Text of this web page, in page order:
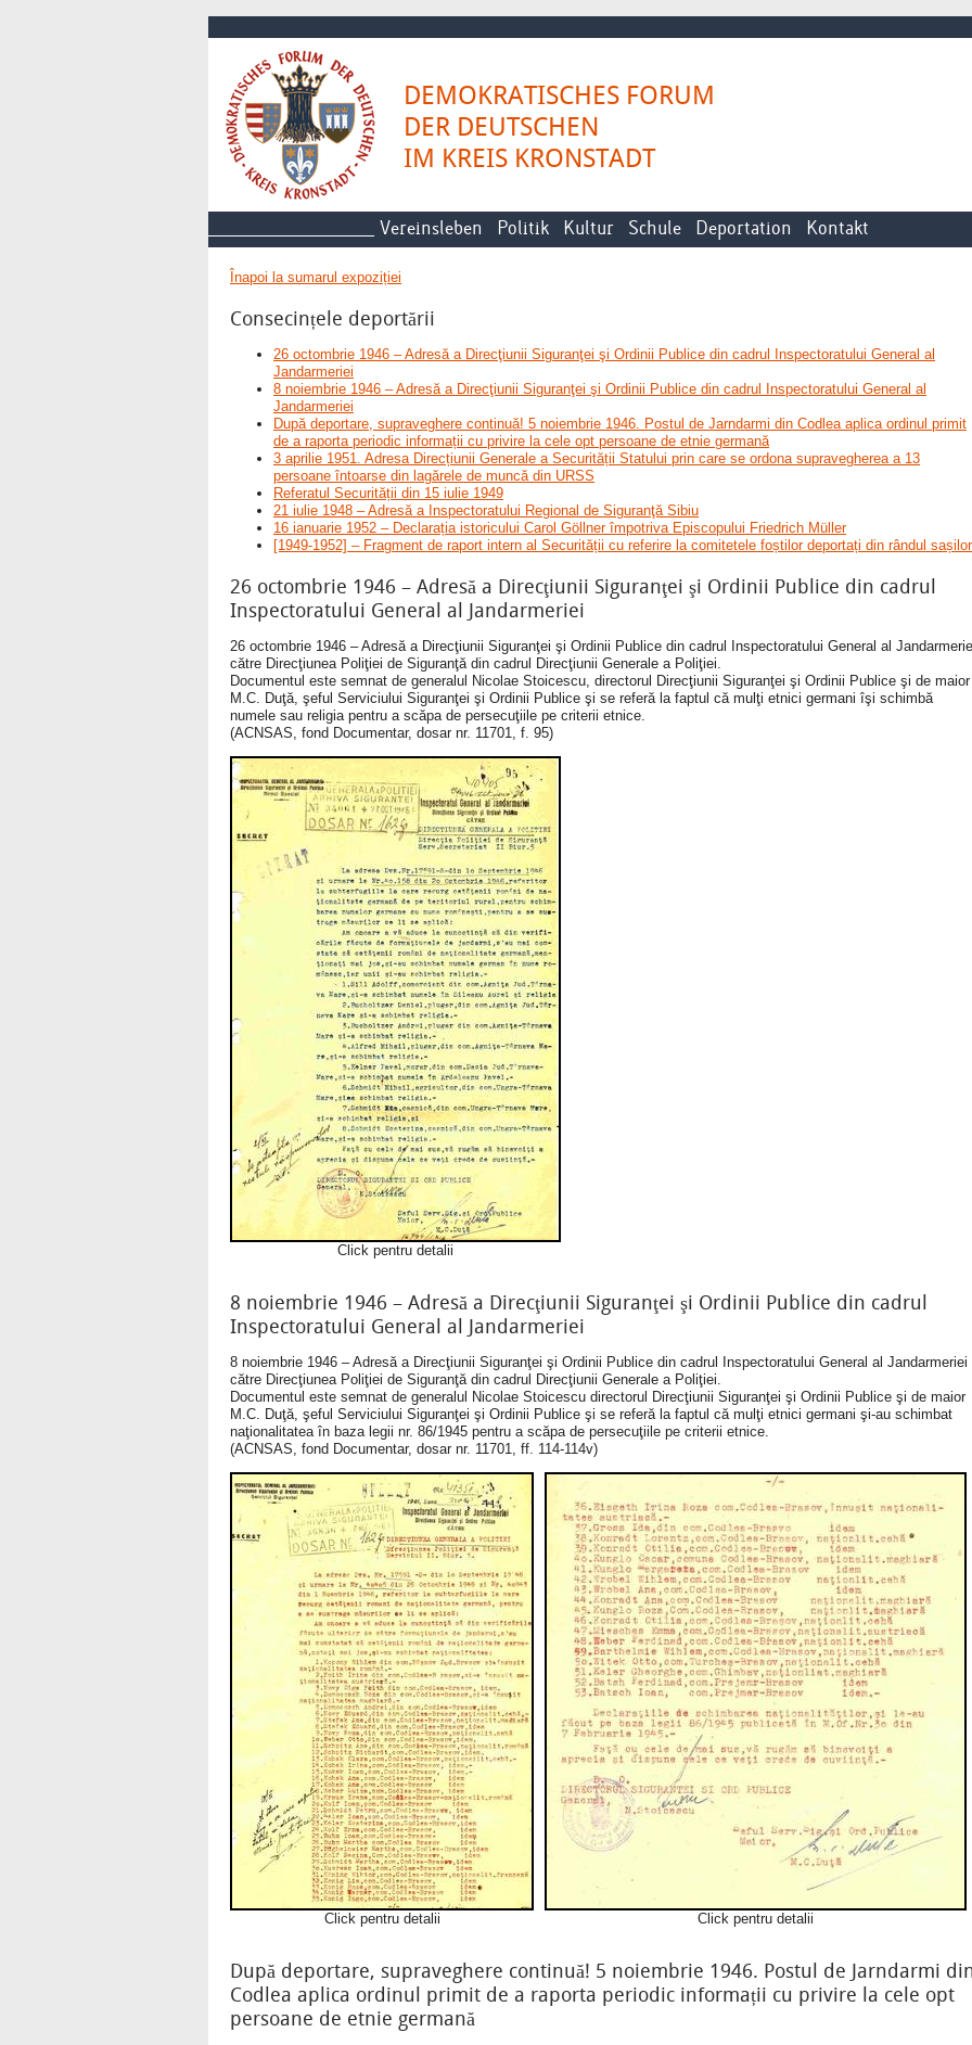
DEMOKRATISCHES FORUM
DER DEUTSCHEN
IM KREIS KRONSTADT
Vereinsleben Politik Kultur Schule Deportation Kontakt
Înapoi la sumarul expoziției
Consecințele deportării
26 octombrie 1946 – Adresă a Direcţiunii Siguranţei şi Ordinii Publice din cadrul Inspectoratului General al
Jandarmeriei
8 noiembrie 1946 – Adresă a Direcţiunii Siguranţei şi Ordinii Publice din cadrul Inspectoratului General al
Jandarmeriei
După deportare, supraveghere continuă! 5 noiembrie 1946. Postul de Jarndarmi din Codlea aplica ordinul primit
de a raporta periodic informații cu privire la cele opt persoane de etnie germană
3 aprilie 1951. Adresa Direcțiunii Generale a Securității Statului prin care se ordona supravegherea a 13
persoane întoarse din lagărele de muncă din URSS
Referatul Securității din 15 iulie 1949
21 iulie 1948 – Adresă a Inspectoratului Regional de Siguranţă Sibiu
16 ianuarie 1952 – Declarația istoricului Carol Göllner împotriva Episcopului Friedrich Müller
[1949-1952] – Fragment de raport intern al Securității cu referire la comitetele foștilor deportați din rândul sașilor
26 octombrie 1946 – Adresă a Direcţiunii Siguranţei şi Ordinii Publice din cadrul
Inspectoratului General al Jandarmeriei
26 octombrie 1946 – Adresă a Direcţiunii Siguranţei şi Ordinii Publice din cadrul Inspectoratului General al
către Direcţiunea Poliţiei de Siguranţă din cadrul Direcţiunii Generale a Poliţiei.
Documentul este semnat de generalul Nicolae Stoicescu, directorul Direcţiunii Siguranţei şi Ordinii Publice şi de maior
M.C. Duţă, şeful Serviciului Siguranţei şi Ordinii Publice şi se referă la faptul că mulţi etnici germani îşi schimbă
numele sau religia pentru a scăpa de persecuţiile pe criterii etnice.
(ACNSAS, fond Documentar, dosar nr. 11701, f. 95)
Click pentru detalii
8 noiembrie 1946 – Adresă a Direcţiunii Siguranţei şi Ordinii Publice din cadrul
Inspectoratului General al Jandarmeriei
8 noiembrie 1946 – Adresă a Direcţiunii Siguranţei şi Ordinii Publice din cadrul Inspectoratului General al Jandarmeriei
către Direcţiunea Poliţiei de Siguranţă din cadrul Direcţiunii Generale a Poliţiei.
Documentul este semnat de generalul Nicolae Stoicescu directorul Direcţiunii Siguranţei şi Ordinii Publice şi de maior
M.C. Duţă, şeful Serviciului Siguranţei şi Ordinii Publice şi se referă la faptul că mulţi etnici germani şi-au schimbat
naţionalitatea în baza legii nr. 86/1945 pentru a scăpa de persecuţiile pe criterii etnice.
(ACNSAS, fond Documentar, dosar nr. 11701, ff. 114-114v)
Click pentru detalii Click pentru detalii
După deportare, supraveghere continuă! 5 noiembrie 1946. Postul de Jarndarmi
Codlea aplica ordinul primit de a raporta periodic informații cu privire la cele opt
persoane de etnie germană